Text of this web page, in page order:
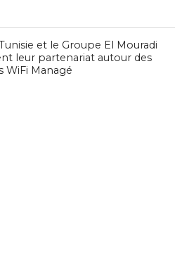
et le Groupe El Mouradi
leur partenariat autour des
WiFi Managé